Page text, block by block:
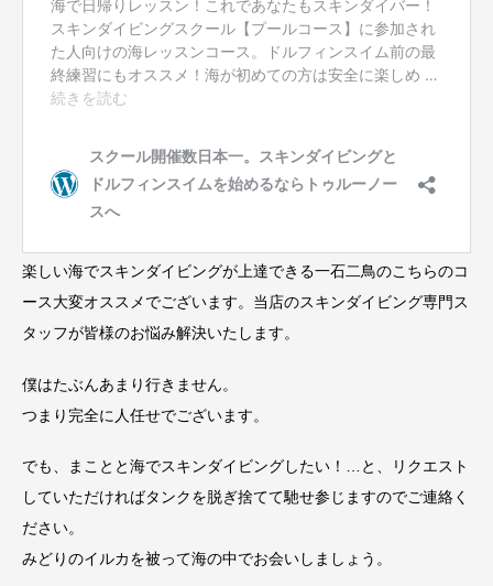
楽しい海でスキンダイビングが上達できる一石二鳥のこちらのコ
ース大変オススメでございます。当店のスキンダイビング専門ス
タッフが皆様のお悩み解決いたします。
僕はたぶんあまり行きません。
つまり完全に人任せでございます。
でも、まことと海でスキンダイビングしたい！…と、リクエスト
していただければタンクを脱ぎ捨てて馳せ参じますのでご連絡く
ださい。
みどりのイルカを被って海の中でお会いしましょう。